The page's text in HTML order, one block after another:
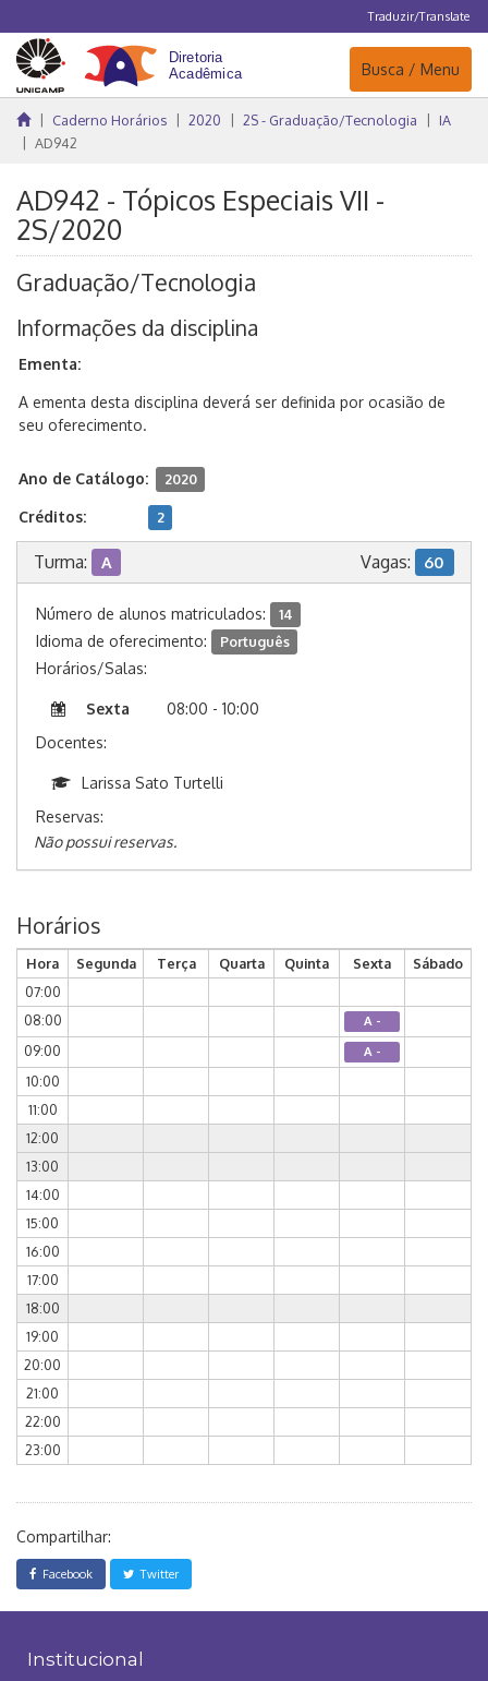
Traduzir/Translate
Navegação
Busca / Menu
Caderno Horários 2020 2S - Graduação/Tecnologia
IA
AD942
AD942 - Tópicos Especiais VII -
2S/2020
Graduação/Tecnologia
Informações da disciplina
Ementa:
A ementa desta disciplina deverá ser definida por ocasião de
seu oferecimento.
Ano de Catálogo: 2020
Créditos: 2
Turma: A Vagas: 60
Número de alunos matriculados: 14
Idioma de oferecimento: Português
Horários/Salas:
Sexta
08:00 - 10:00
Docentes:
Larissa Sato Turtelli
Reservas:
Não possui reservas.
Horários
Hora Segunda Terça Quarta Quinta Sexta
Sábado
07:00
08:00
A -
09:00 A -
10:00
11:00
12:00
13:00
14:00
15:00
16:00
17:00
18:00
19:00
20:00
21:00
22:00
23:00
Compartilhar:
Facebook Twitter
Institucional